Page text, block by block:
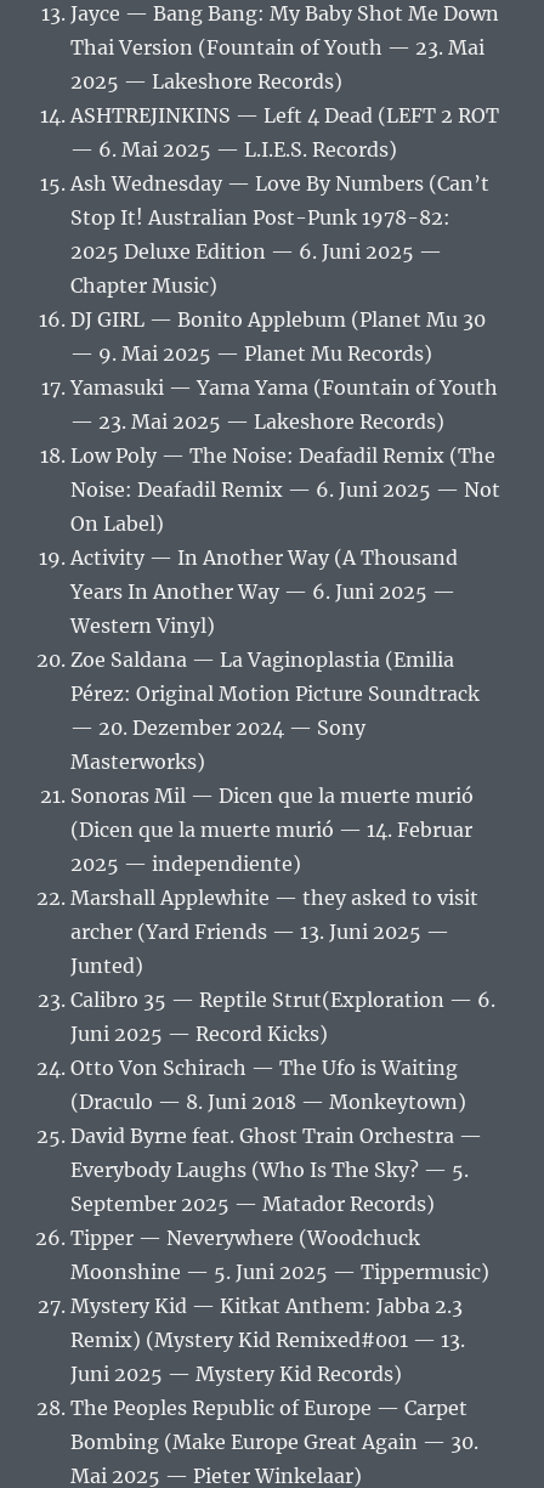
Jayce — Bang Bang: My Baby Shot Me Down
Thai Version (Fountain of Youth — 23. Mai
2025 — Lakeshore Records)
ASHTREJINKINS — Left 4 Dead (LEFT 2 ROT
— 6. Mai 2025 — L.I.E.S. Records)
Ash Wednesday — Love By Numbers (Can’t
Stop It! Australian Post-Punk 1978-82:
2025 Deluxe Edition — 6. Juni 2025 —
Chapter Music)
DJ GIRL — Bonito Applebum (Planet Mu 30
— 9. Mai 2025 — Planet Mu Records)
Yamasuki — Yama Yama (Fountain of Youth
— 23. Mai 2025 — Lakeshore Records)
Low Poly — The Noise: Deafadil Remix (The
Noise: Deafadil Remix — 6. Juni 2025 — Not
On Label)
Activity — In Another Way (A Thousand
Years In Another Way — 6. Juni 2025 —
Western Vinyl)
Zoe Saldana — La Vaginoplastia (Emilia
Pérez: Original Motion Picture Soundtrack
— 20. Dezember 2024 — Sony
Masterworks)
Sonoras Mil — Dicen que la muerte murió
(Dicen que la muerte murió — 14. Februar
2025 — independiente)
Marshall Applewhite — they asked to visit
archer (Yard Friends — 13. Juni 2025 —
Junted)
Calibro 35 — Reptile Strut(Exploration — 6.
Juni 2025 — Record Kicks)
Otto Von Schirach — The Ufo is Waiting
(Draculo — 8. Juni 2018 — Monkeytown)
David Byrne feat. Ghost Train Orchestra —
Everybody Laughs (Who Is The Sky? — 5.
September 2025 — Matador Records)
Tipper — Neverywhere (Woodchuck
Moonshine — 5. Juni 2025 — Tippermusic)
Mystery Kid — Kitkat Anthem: Jabba 2.3
Remix) (Mystery Kid Remixed#001 — 13.
Juni 2025 — Mystery Kid Records)
The Peoples Republic of Europe — Carpet
Bombing (Make Europe Great Again — 30.
Mai 2025 — Pieter Winkelaar)